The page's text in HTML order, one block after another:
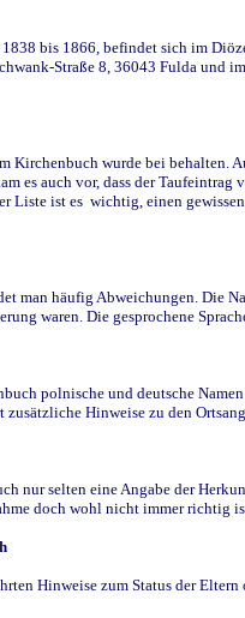
bis 1866, befindet sich im
Straße 8, 36043 Fulda und
Kirchenbuch wurde bei behalten.
es auch vor, dass der
Liste ist es wichtig, einen
man häufig Abweichungen. Die
waren. Die gesprochene
polnische und deutsche
zusätzliche Hinweise zu den
nur selten eine Angabe der
doch wohl nicht immer richtig
Hinweise zum Status der